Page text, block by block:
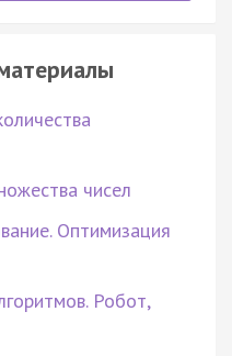
чисел
Оптимизация
Робот,